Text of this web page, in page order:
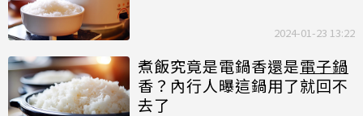
2024-01-23 13:22
煮飯究竟是電鍋香還是電子鍋
香？內行人曝這鍋用了就回不
去了